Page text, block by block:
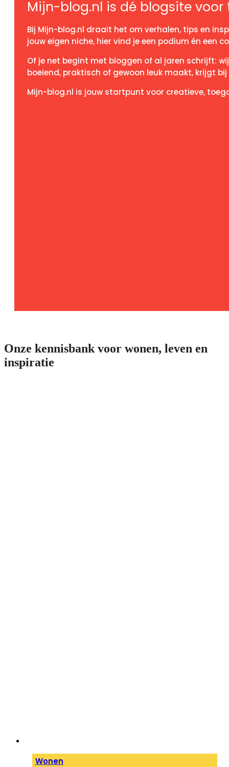
Mijn-blog.nl is dé blogsite voor
Bij Mijn-blog.nl draait het om verhalen, tips en
jouw eigen niche, hier vind je een podium én een
Of je net begint met bloggen of al jaren schrijft:
boeiend, praktisch of gewoon leuk maakt, krijgt bij
Mijn-blog.nl is jouw startpunt voor creatieve,
Onze kennisbank voor wonen, leven en
inspiratie
Wonen